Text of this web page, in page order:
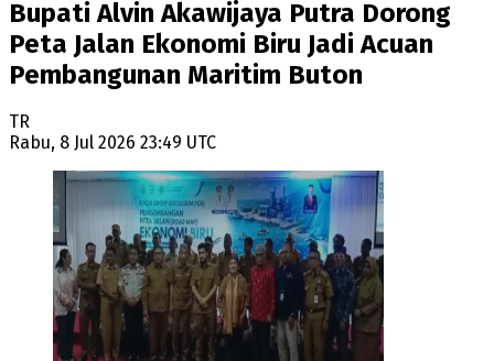
Bupati Alvin Akawijaya Putra Dorong
Peta Jalan Ekonomi Biru Jadi Acuan
Pembangunan Maritim Buton
TR
Rabu, 8 Jul 2026 23:49 UTC